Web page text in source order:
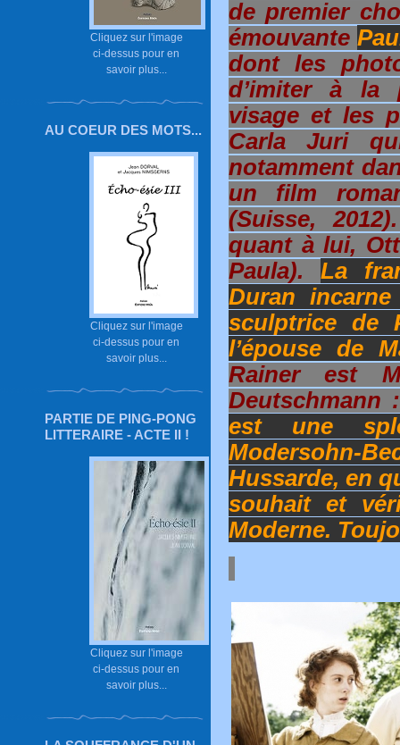
Cliquez sur l'image
ci-dessus pour en
savoir plus...
AU COEUR DES MOTS...
Cliquez sur l'image
ci-dessus pour en
savoir plus...
PARTIE DE PING-PONG
LITTERAIRE - ACTE II !
Cliquez sur l'image
ci-dessus pour en
savoir plus...
de premier
émouvante
dont les
d’imiter à la
visage et les
Carla Juri
notamment
un film
(Suisse,
quant à lui,
Paula). La
Duran
sculptrice de
l’épouse de
Rainer est
Deutschmann
est une
Modersohn-
Hussarde, en
souhait et
Moderne.